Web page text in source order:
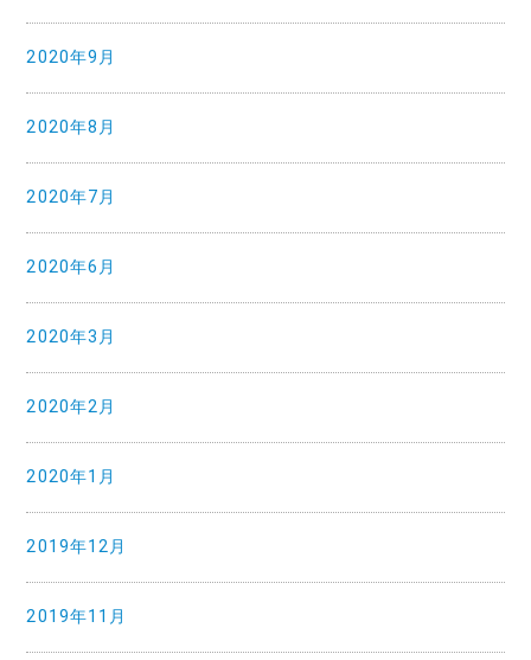
2020年9月
2020年8月
2020年7月
2020年6月
2020年3月
2020年2月
2020年1月
2019年12月
2019年11月